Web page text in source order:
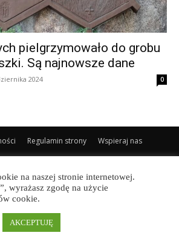
pielgrzymowało do grobu
Są najnowsze dane
2024 0
Regulamin strony Wspieraj nas
na naszej stronie internetowej.
wyrażasz zgodę na użycie
cookie.
AKCEPTUJĘ